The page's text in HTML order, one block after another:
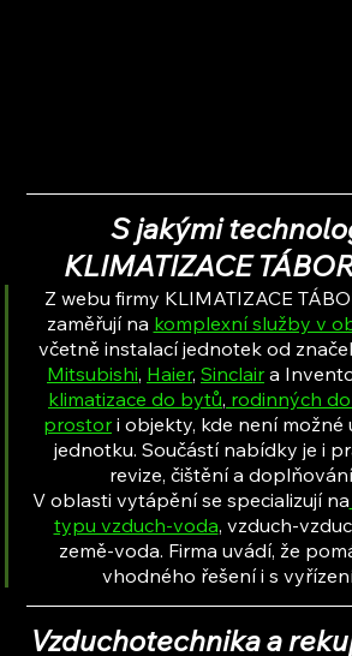
S jakými
KLIMATIZACE
Z webu firmy KLIMATIZACE
zaměřují na komplexní služby v
včetně instalací jednotek od
Mitsubishi, Haier, Sinclair a
klimatizace do bytů, rodinných
prostor i objekty, kde není
jednotku. Součástí nabídky je i
revize, čištění a
V oblasti vytápění se specializují na
typu vzduch-voda, vzduch-
země-voda. Firma uvádí, že
vhodného řešení i s
Vzduchotechnika a